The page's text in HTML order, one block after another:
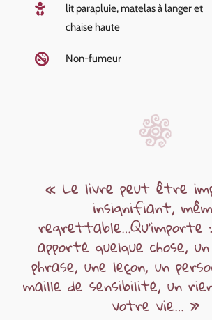
lit parapluie, matelas à langer et
chaise haute
Non-fumeur
« Le livre peut être
insignifiant,
regrettable…Qu’importe :
apporté quelque chose, un
phrase, une leçon, un
maille de sensibilité, un
votre vie… »